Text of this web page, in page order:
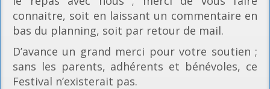
connaitre, soit en laissant un commentaire en
bas du planning, soit par retour de mail.
D’avance un grand merci pour votre soutien ;
sans les parents, adhérents et bénévoles, ce
Festival n’existerait pas.